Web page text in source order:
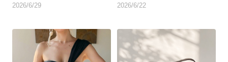
2026/6/29
2026/6/22